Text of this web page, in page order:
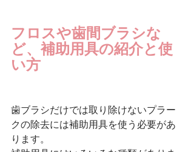
フロスや歯間ブラシな
ど、補助用具の紹介と使
い方
歯ブラシだけでは取り除けないプラー
クの除去には補助用具を使う必要があ
ります。